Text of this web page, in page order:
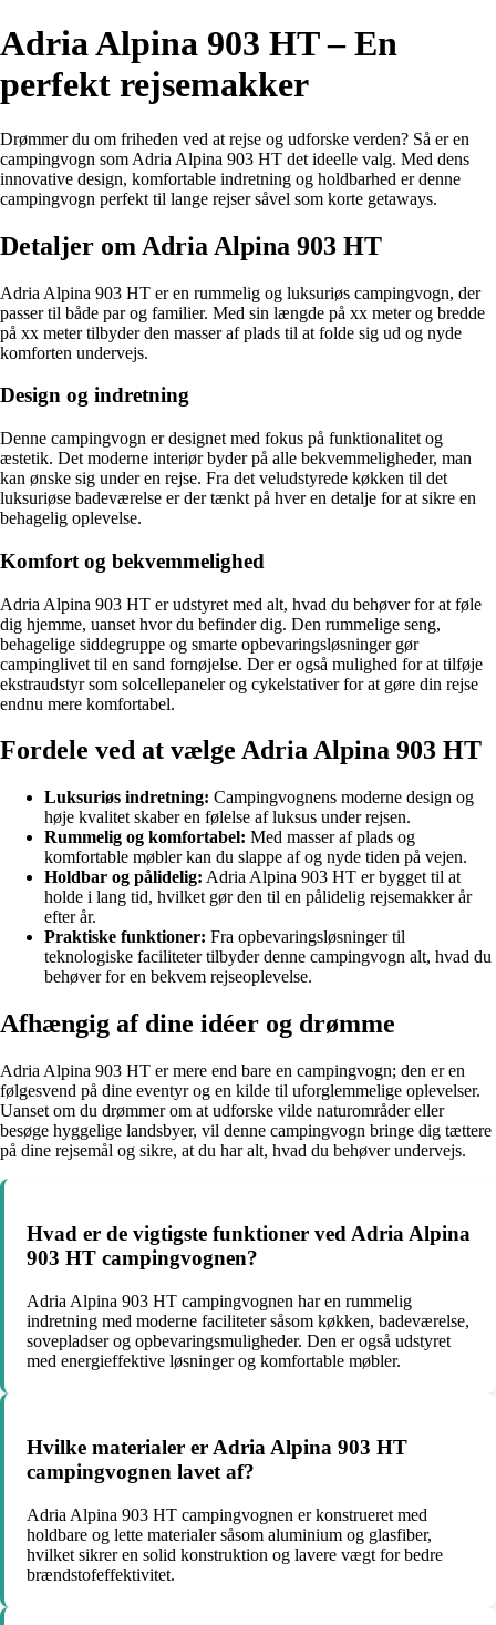
Adria Alpina 903 HT – En
perfekt rejsemakker
Drømmer du om friheden ved at rejse og udforske verden? Så er en
campingvogn som Adria Alpina 903 HT det ideelle valg. Med dens
innovative design, komfortable indretning og holdbarhed er denne
campingvogn perfekt til lange rejser såvel som korte getaways.
Detaljer om Adria Alpina 903 HT
Adria Alpina 903 HT er en rummelig og luksuriøs campingvogn, der
passer til både par og familier. Med sin længde på xx meter og bredde
på xx meter tilbyder den masser af plads til at folde sig ud og nyde
komforten undervejs.
Design og indretning
Denne campingvogn er designet med fokus på funktionalitet og
æstetik. Det moderne interiør byder på alle bekvemmeligheder, man
kan ønske sig under en rejse. Fra det veludstyrede køkken til det
luksuriøse badeværelse er der tænkt på hver en detalje for at sikre en
behagelig oplevelse.
Komfort og bekvemmelighed
Adria Alpina 903 HT er udstyret med alt, hvad du behøver for at føle
dig hjemme, uanset hvor du befinder dig. Den rummelige seng,
behagelige siddegruppe og smarte opbevaringsløsninger gør
campinglivet til en sand fornøjelse. Der er også mulighed for at tilføje
ekstraudstyr som solcellepaneler og cykelstativer for at gøre din rejse
endnu mere komfortabel.
Fordele ved at vælge Adria Alpina 903 HT
Luksuriøs indretning: Campingvognens moderne design og
høje kvalitet skaber en følelse af luksus under rejsen.
Rummelig og komfortabel: Med masser af plads og
komfortable møbler kan du slappe af og nyde tiden på vejen.
Holdbar og pålidelig: Adria Alpina 903 HT er bygget til at
holde i lang tid, hvilket gør den til en pålidelig rejsemakker år
efter år.
Praktiske funktioner: Fra opbevaringsløsninger til
teknologiske faciliteter tilbyder denne campingvogn alt, hvad du
behøver for en bekvem rejseoplevelse.
Afhængig af dine idéer og drømme
Adria Alpina 903 HT er mere end bare en campingvogn; den er en
følgesvend på dine eventyr og en kilde til uforglemmelige oplevelser.
Uanset om du drømmer om at udforske vilde naturområder eller
besøge hyggelige landsbyer, vil denne campingvogn bringe dig tættere
på dine rejsemål og sikre, at du har alt, hvad du behøver undervejs.
Hvad er de vigtigste funktioner ved Adria Alpina
903 HT campingvognen?
Adria Alpina 903 HT campingvognen har en rummelig
indretning med moderne faciliteter såsom køkken, badeværelse,
sovepladser og opbevaringsmuligheder. Den er også udstyret
med energieffektive løsninger og komfortable møbler.
Hvilke materialer er Adria Alpina 903 HT
campingvognen lavet af?
Adria Alpina 903 HT campingvognen er konstrueret med
holdbare og lette materialer såsom aluminium og glasfiber,
hvilket sikrer en solid konstruktion og lavere vægt for bedre
brændstofeffektivitet.